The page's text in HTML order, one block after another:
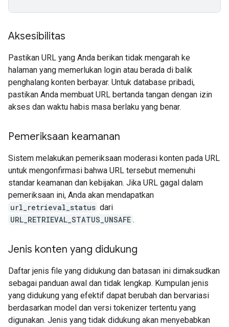
Aksesibilitas
Pastikan URL yang Anda berikan tidak mengarah ke
halaman yang memerlukan login atau berada di balik
penghalang konten berbayar. Untuk database pribadi,
pastikan Anda membuat URL bertanda tangan dengan izin
akses dan waktu habis masa berlaku yang benar.
Pemeriksaan keamanan
Sistem melakukan pemeriksaan moderasi konten pada URL
untuk mengonfirmasi bahwa URL tersebut memenuhi
standar keamanan dan kebijakan. Jika URL gagal dalam
pemeriksaan ini, Anda akan mendapatkan
url_retrieval_status dari
URL_RETRIEVAL_STATUS_UNSAFE .
Jenis konten yang didukung
Daftar jenis file yang didukung dan batasan ini dimaksudkan
sebagai panduan awal dan tidak lengkap. Kumpulan jenis
yang didukung yang efektif dapat berubah dan bervariasi
berdasarkan model dan versi tokenizer tertentu yang
digunakan. Jenis yang tidak didukung akan menyebabkan